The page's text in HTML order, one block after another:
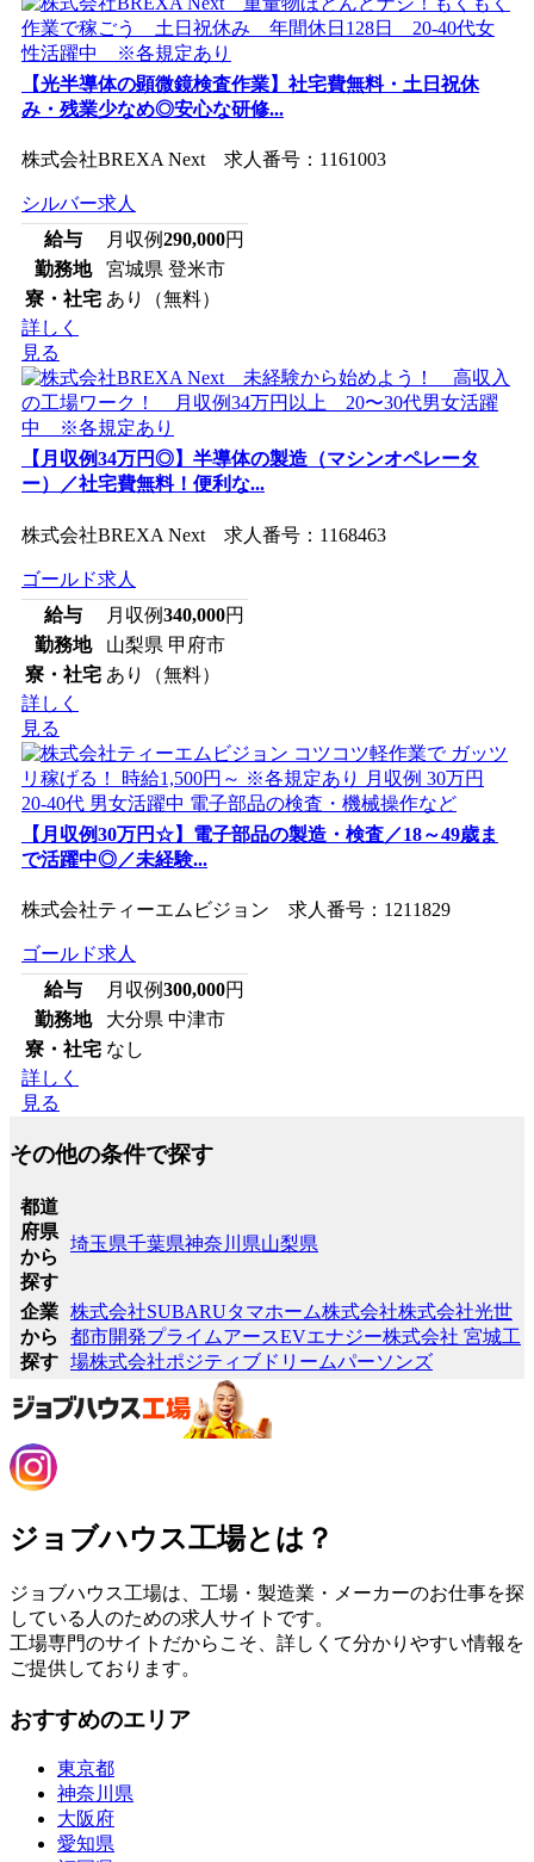
【光半導体の顕微鏡検査作業】社宅費無料・土日祝休
み・残業少なめ◎安心な研修...
株式会社BREXA Next 求人番号：1161003
シルバー求人
給与
月収例290,000円
勤務地
宮城県 登米市
寮・社宅 あり（無料）
詳しく
見る
【月収例34万円◎】半導体の製造（マシンオペレータ
ー）／社宅費無料！便利な...
株式会社BREXA Next 求人番号：1168463
ゴールド求人
給与
月収例340,000円
勤務地
山梨県 甲府市
寮・社宅 あり（無料）
詳しく
見る
【月収例30万円☆】電子部品の製造・検査／18～49歳ま
で活躍中◎／未経験...
株式会社ティーエムビジョン 求人番号：1211829
ゴールド求人
給与
月収例300,000円
勤務地
大分県 中津市
寮・社宅 なし
詳しく
見る
その他の条件で探す
都道
府県
から
探す
埼玉県千葉県神奈川県山梨県
企業
から
探す
株式会社SUBARUタマホーム株式会社株式会社光世
都市開発プライムアースEVエナジー株式会社 宮城工
場株式会社ポジティブドリームパーソンズ
ジョブハウス工場とは？
ジョブハウス工場は、工場・製造業・メーカーのお仕事を探
している人のための求人サイトです。
工場専門のサイトだからこそ、詳しくて分かりやすい情報を
ご提供しております。
おすすめのエリア
東京都
神奈川県
大阪府
愛知県